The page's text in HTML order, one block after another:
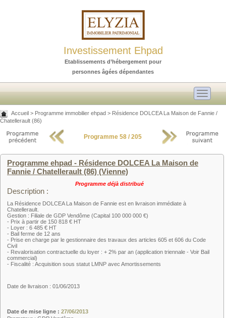
Investissement Ehpad
Etablissements d’hébergement pour
personnes âgées dépendantes
Toggle
Accueil > Programme immobilier ehpad > Résidence DOLCEA La Maison de Fannie /
Chatellerault (86)
Programme 58 / 205
Programme ehpad - Résidence DOLCEA La Maison de
Fannie / Chatellerault (86) (Vienne)
Programme déjà distribué
Description :
La Résidence DOLCEA La Maison de Fannie est en livraison immédiate à
Chatellerault.
Gestion : Filiale de GDP Vendôme (Capital 100 000 000 €)
- Prix à partir de 150 818 € HT
- Loyer : 6 485 € HT
- Bail ferme de 12 ans
- Prise en charge par le gestionnaire des travaux des articles 605 et 606 du Code
Civil
- Revalorisation contractuelle du loyer : + 2% par an (application triennale - Voir Bail
commercial)
- Fiscalité : Acquisition sous statut LMNP avec Amortissements
Date de livraison : 01/06/2013
Date de mise ligne : 27/06/2013